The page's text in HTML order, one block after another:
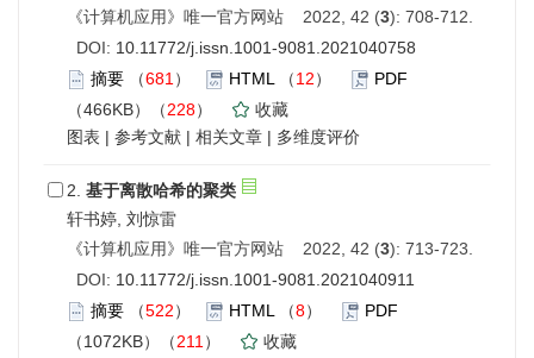
《计算机应用》唯一官方网站 2022, 42 (3): 708-712.
DOI: 10.11772/j.issn.1001-9081.2021040758
摘要 （681 ） HTML （12）
PDF
（466KB）（228）
收藏
图表 | 参考文献 | 相关文章 | 多维度评价
2. 基于离散哈希的聚类
轩书婷, 刘惊雷
《计算机应用》唯一官方网站 2022, 42 (3): 713-723.
DOI: 10.11772/j.issn.1001-9081.2021040911
摘要 （522） HTML （8）
PDF
（1072KB）（211 ）
收藏